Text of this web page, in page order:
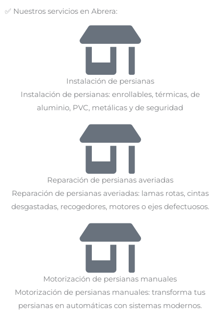
✅ Nuestros servicios en Abrera:
Instalación de persianas
Instalación de persianas: enrollables, térmicas, de
aluminio, PVC, metálicas y de seguridad
Reparación de persianas averiadas
Reparación de persianas averiadas: lamas rotas, cintas
desgastadas, recogedores, motores o ejes defectuosos.
Motorización de persianas manuales
Motorización de persianas manuales: transforma tus
persianas en automáticas con sistemas modernos.